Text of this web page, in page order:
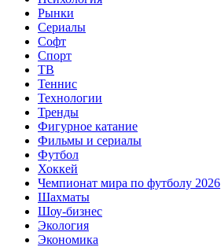
Рынки
Сериалы
Софт
Спорт
ТВ
Теннис
Технологии
Тренды
Фигурное катание
Фильмы и сериалы
Футбол
Хоккей
Чемпионат мира по футболу 2026
Шахматы
Шоу-бизнес
Экология
Экономика